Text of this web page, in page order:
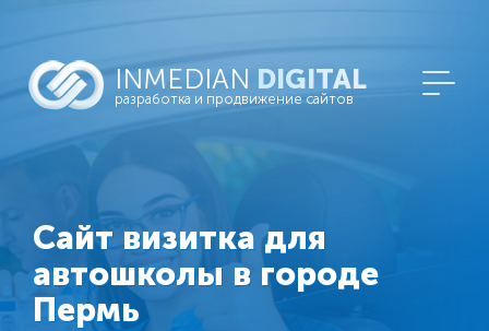
INMEDIAN DIGITAL
разработка и продвижение сайтов
Сайт визитка для
автошколы в городе
Пермь